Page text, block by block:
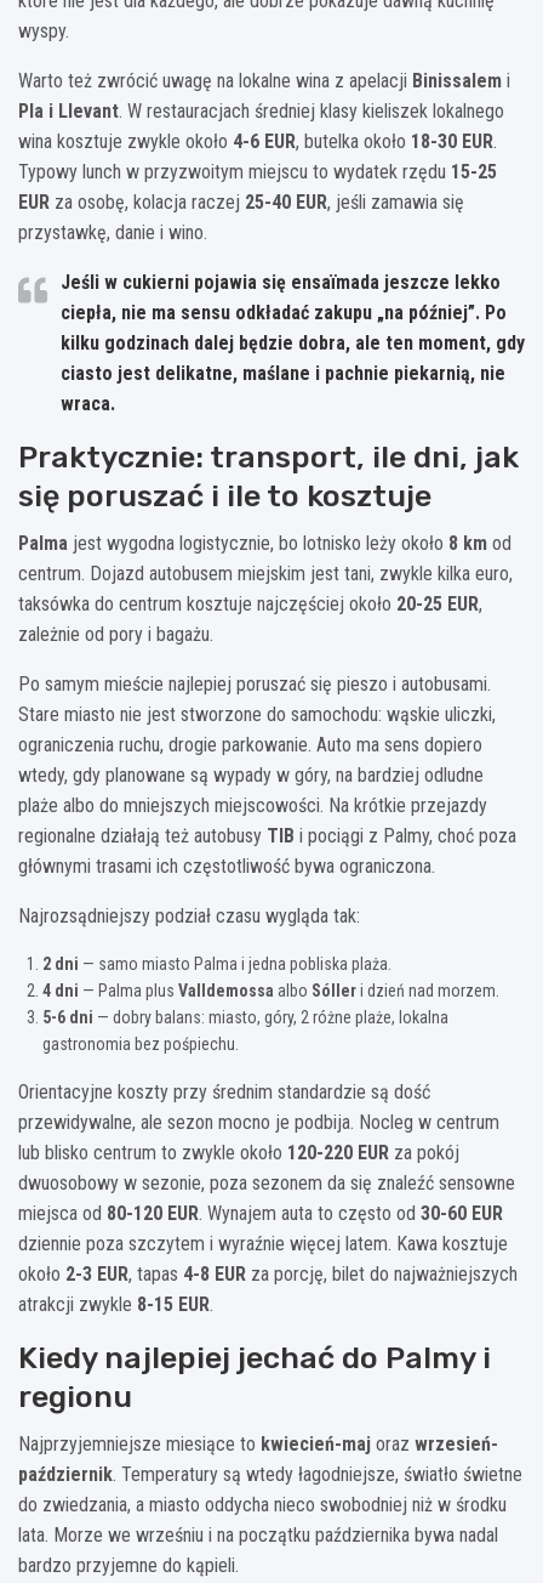
wyspy.
Warto też zwrócić uwagę na lokalne wina z apelacji Binissalem i
Pla i Llevant. W restauracjach średniej klasy kieliszek lokalnego
wina kosztuje zwykle około 4-6 EUR, butelka około 18-30 EUR.
Typowy lunch w przyzwoitym miejscu to wydatek rzędu 15-25
EUR za osobę, kolacja raczej 25-40 EUR, jeśli zamawia się
przystawkę, danie i wino.
Jeśli w cukierni pojawia się ensaïmada jeszcze lekko
ciepła, nie ma sensu odkładać zakupu „na później”. Po
kilku godzinach dalej będzie dobra, ale ten moment, gdy
ciasto jest delikatne, maślane i pachnie piekarnią, nie
wraca.
Praktycznie: transport, ile dni, jak
się poruszać i ile to kosztuje
Palma jest wygodna logistycznie, bo lotnisko leży około 8 km od
centrum. Dojazd autobusem miejskim jest tani, zwykle kilka euro,
taksówka do centrum kosztuje najczęściej około 20-25 EUR,
zależnie od pory i bagażu.
Po samym mieście najlepiej poruszać się pieszo i autobusami.
Stare miasto nie jest stworzone do samochodu: wąskie uliczki,
ograniczenia ruchu, drogie parkowanie. Auto ma sens dopiero
wtedy, gdy planowane są wypady w góry, na bardziej odludne
plaże albo do mniejszych miejscowości. Na krótkie przejazdy
regionalne działają też autobusy TIB i pociągi z Palmy, choć poza
głównymi trasami ich częstotliwość bywa ograniczona.
Najrozsądniejszy podział czasu wygląda tak:
2 dni — samo miasto Palma i jedna pobliska plaża.
4 dni — Palma plus Valldemossa albo Sólleri dzień nad morzem.
5-6 dni — dobry balans: miasto, góry, 2 różne plaże, lokalna
gastronomia bez pośpiechu.
Orientacyjne koszty przy średnim standardzie są dość
przewidywalne, ale sezon mocno je podbija. Nocleg w centrum
lub blisko centrum to zwykle około 120-220 EUR za pokój
dwuosobowy w sezonie, poza sezonem da się znaleźć sensowne
miejsca od 80-120 EUR. Wynajem auta to często od 30-60 EUR
dziennie poza szczytem i wyraźnie więcej latem. Kawa kosztuje
około 2-3 EUR, tapas 4-8 EUR za porcję, bilet do najważniejszych
atrakcji zwykle 8-15 EUR.
Kiedy najlepiej jechać do Palmy i
regionu
Najprzyjemniejsze miesiące to kwiecień-maj oraz wrzesień-
październik. Temperatury są wtedy łagodniejsze, światło świetne
do zwiedzania, a miasto oddycha nieco swobodniej niż w środku
lata. Morze we wrześniu i na początku października bywa nadal
bardzo przyjemne do kąpieli.